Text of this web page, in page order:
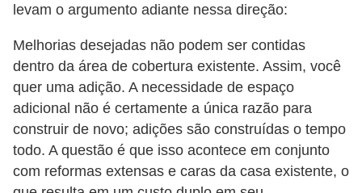
levam o argumento adiante nessa direção:
Melhorias desejadas não podem ser contidas
dentro da área de cobertura existente. Assim, você
quer uma adição. A necessidade de espaço
adicional não é certamente a única razão para
construir de novo; adições são construídas o tempo
todo. A questão é que isso acontece em conjunto
com reformas extensas e caras da casa existente, o